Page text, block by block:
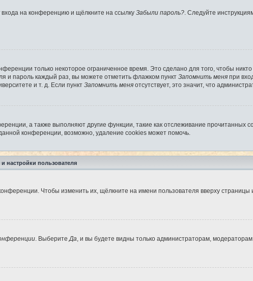
на конференцию и щёлкните на ссылку Забыли пароль? . Следуйте
только некоторое ограниченное время. Это сделано для того, чтобы никто
и пароль каждый раз, вы можете отметить флажком пункт Запомнить меня при
и т. д. Если пункт Запомнить меня отсутствует, это значит, что
а также выполняют другие функции, такие как отслеживание прочитанных
конференции, возможно, удаление cookies может помочь.
настройки пользователя
Чтобы изменить их, щёлкните на имени пользователя вверху страницы
. Выберите Да , и вы будете видны только администраторам,